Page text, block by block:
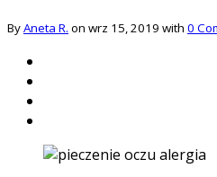
ByAneta R. on wrz 15, 2019 with 0